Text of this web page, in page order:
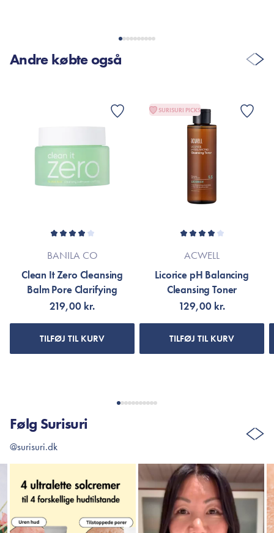
Andre købte også
BANILA CO
Clean It Zero Cleansing
Balm Pore Clarifying
219,00 kr.
TILFØJ TIL KURV
SURISURI PICKS
ACWELL
Licorice pH Balancing
Cleansing Toner
129,00 kr.
TILFØJ TIL KURV
Følg Surisuri
@surisuri.dk